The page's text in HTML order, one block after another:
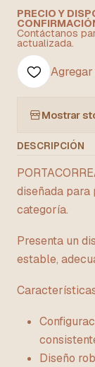
PRECIO Y
Contáctanos
actualizada.
Mostrar
DESCRIPCIÓN
diseñada para
categoría.
Presenta un
estable,
Diseño